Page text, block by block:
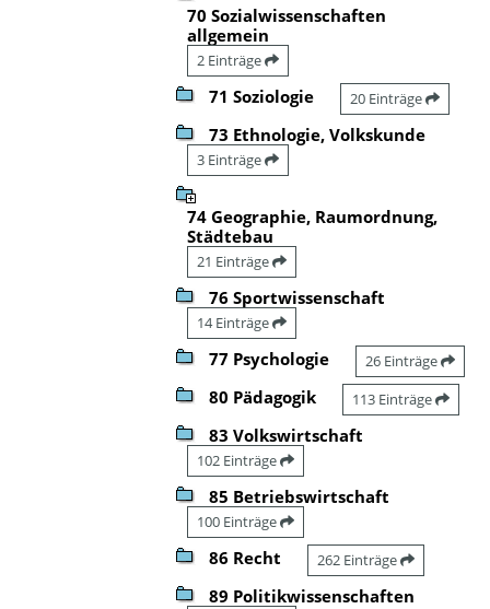
70 Sozialwissenschaften
allgemein
2 Einträge
71 Soziologie 20 Einträge
73 Ethnologie, Volkskunde
3 Einträge
74 Geographie, Raumordnung,
Städtebau
21 Einträge
76 Sportwissenschaft
14 Einträge
77 Psychologie 26 Einträge
80 Pädagogik 113 Einträge
83 Volkswirtschaft
102 Einträge
85 Betriebswirtschaft
100 Einträge
86 Recht 262 Einträge
89 Politikwissenschaften